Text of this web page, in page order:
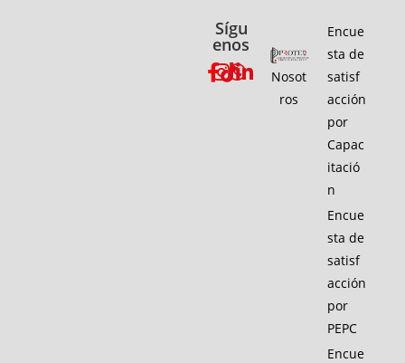
Sígu
enos
Nosot
ros
Encue
sta de
satisf
acción
por
Capac
itació
n
Encue
sta de
satisf
acción
por
PEPC
Encue